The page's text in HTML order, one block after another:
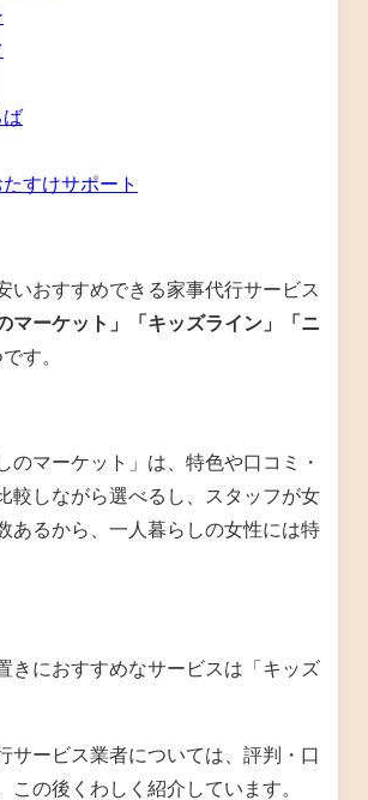
ば
すけサポート
いおすすめできる家事代行サービス
マーケット」「キッズライン」「ニ
す。
のマーケット」は、 特色や口コミ・
較しながら選べるし、スタッフが女
あるから、一人暮らしの女性には特
きにおすすめなサービスは「キッズ
サービス業者については、評判・口
この後くわしく紹介しています。